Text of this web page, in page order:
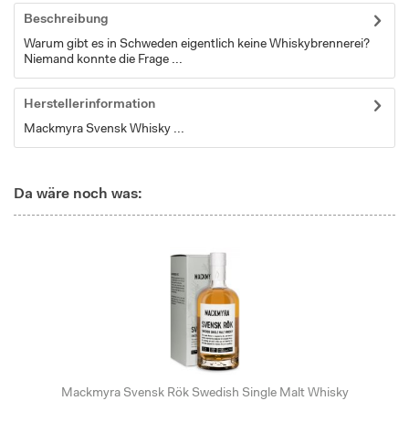
Beschreibung
Warum gibt es in Schweden eigentlich keine Whiskybrennerei?
Niemand konnte die Frage ...
Herstellerinformation
Mackmyra Svensk Whisky ...
Da wäre noch was:
Mackmyra Svensk Rök Swedish Single Malt Whisky